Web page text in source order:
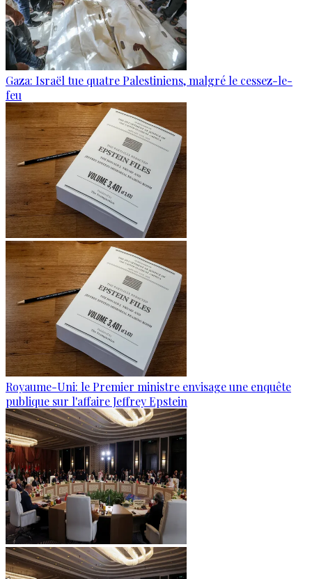
Gaza: Israël tue quatre Palestiniens, malgré le cessez-le-
feu
Royaume-Uni: le Premier ministre envisage une enquête
publique sur l'affaire Jeffrey Epstein